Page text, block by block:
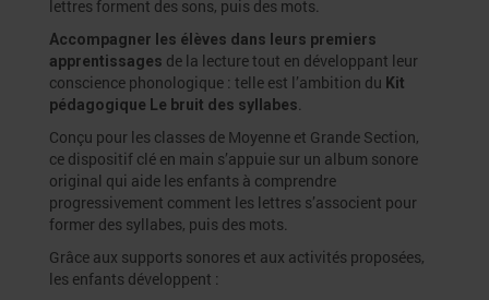
lettres forment des sons, puis des mots.
Accompagner les élèves dans leurs premiers
apprentissages de la lecture tout en développant leur
conscience phonologique : telle est l’ambition du Kit
pédagogique Le bruit des syllabes.
Conçu pour les classes de Moyenne et Grande Section,
ce dispositif clé en main s’appuie sur un album sonore
original qui aide les enfants à comprendre
progressivement comment les lettres s’associent pour
former des syllabes, puis des mots.
Grâce aux supports sonores et aux activités proposées,
les enfants développent :